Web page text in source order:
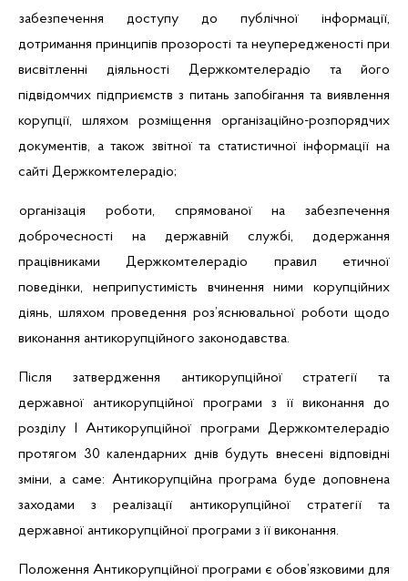
забезпечення доступу до публічної інформації,
дотримання принципів прозорості та неупередженості при
висвітленні діяльності Держкомтелерадіо та його
підвідомчих підприємств з питань запобігання та виявлення
корупції, шляхом розміщення організаційно-розпорядчих
документів, а також звітної та статистичної інформації на
сайті Держкомтелерадіо;
організація роботи, спрямованої на забезпечення
доброчесності на державній службі, додержання
працівниками Держкомтелерадіо правил етичної
поведінки, неприпустимість вчинення ними корупційних
діянь, шляхом проведення роз’яснювальної роботи щодо
виконання антикорупційного законодавства.
Після затвердження антикорупційної стратегії та
державної антикорупційної програми з її виконання до
розділу І Антикорупційної програми Держкомтелерадіо
протягом 30 календарних днів будуть внесені відповідні
зміни, а саме: Антикорупційна програма буде доповнена
заходами з реалізації антикорупційної стратегії та
державної антикорупційної програми з її виконання.
Положення Антикорупційної програми є обов’язковими для